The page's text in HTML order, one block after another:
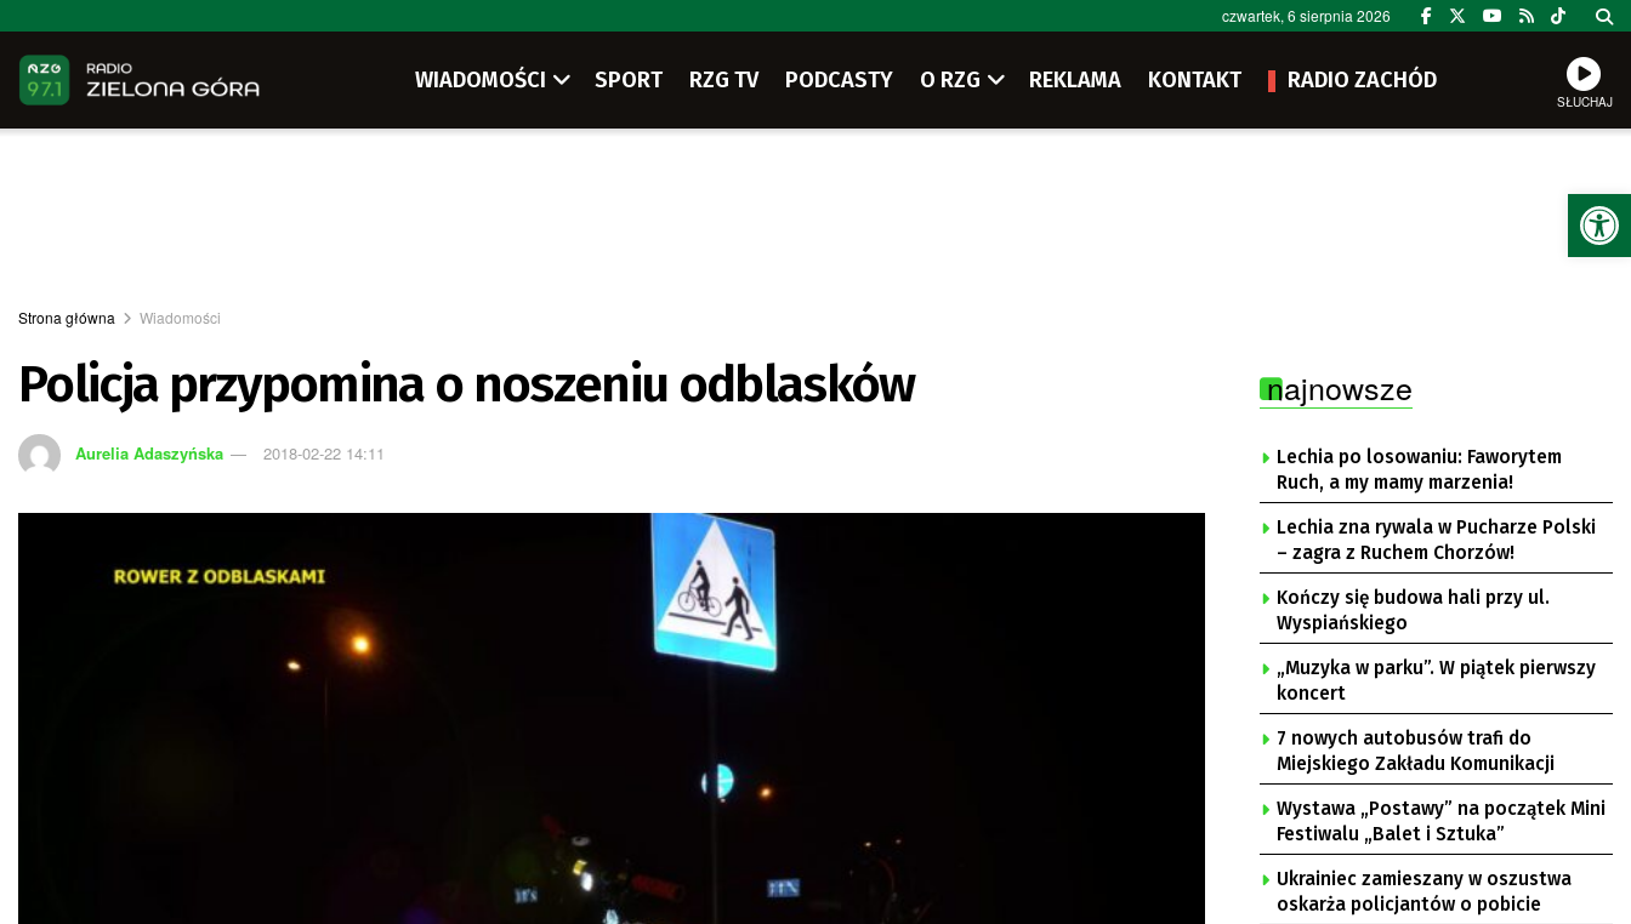
czwartek, 6 sierpnia 2026
WIADOMOŚCI SPORT RZG TV PODCASTY O RZG REKLAMA KONTAKT RADIO ZACHÓD
SŁUCHAJ
Strona główna Wiadomości
Policja przypomina o noszeniu odblasków
Aurelia Adaszyńska 2018-02-22 14:11
najnowsze
Lechia po losowaniu: Faworytem
Ruch, a my mamy marzenia!
Lechia zna rywala w Pucharze Polski
– zagra z Ruchem Chorzów!
Kończy się budowa hali przy ul.
Wyspiańskiego
„Muzyka w parku”. W piątek pierwszy
koncert
7 nowych autobusów trafi do
Miejskiego Zakładu Komunikacji
Wystawa „Postawy” na początek Mini
Festiwalu „Balet i Sztuka”
Ukrainiec zamieszany w oszustwa
oskarża policjantów o pobicie